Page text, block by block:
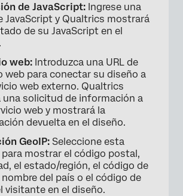
×
de JavaScript: Ingrese una
JavaScript y Qualtrics mostrará
de su JavaScript en el
web: Introduzca una URL de
web para conectar su diseño a
web externo. Qualtrics
una solicitud de información a
web y mostrará la
devuelta en el diseño.
GeoIP: Seleccione esta
mostrar el código postal,
el estado/región, el código de
nombre del país o el código de
visitante en el diseño.